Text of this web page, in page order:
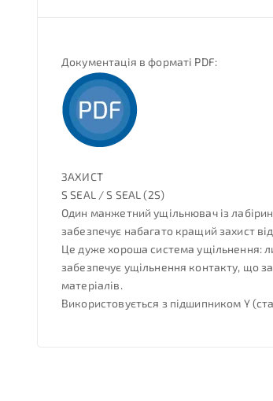
Документація в форматі PDF:
ЗАХИСТ
S SEAL / S SEAL (2S)
Один манжетний ущільнювач із
забезпечує набагато кращий захист
Це дуже хороша система ущільнення:
забезпечує ущільнення контакту, що
матеріалів.
Використовується з підшипником Y